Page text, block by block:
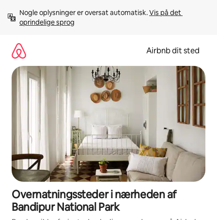
videre
Nogle oplysninger er oversat automatisk. Vis på det
oprindelige sprog
Airbnb dit sted
Overnatningssteder i nærheden af
Bandipur National Park